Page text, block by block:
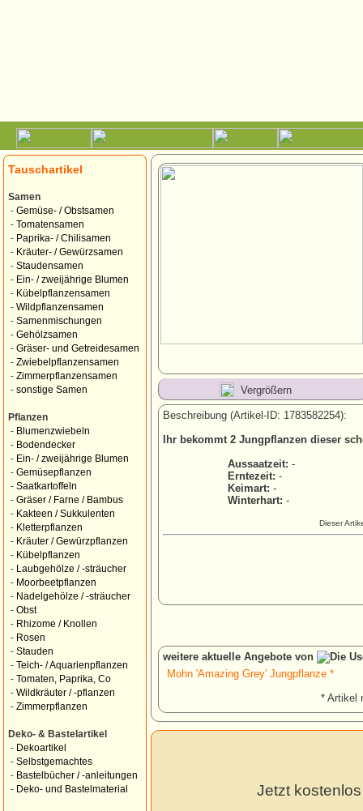
Tauschartikel
Samen
- Gemüse- / Obstsamen
- Tomatensamen
- Paprika- / Chilisamen
- Kräuter- / Gewürzsamen
- Staudensamen
- Ein- / zweijährige Blumen
- Kübelpflanzensamen
- Wildpflanzensamen
- Samenmischungen
- Gehölzsamen
- Gräser- und Getreidesamen
- Zwiebelpflanzensamen
- Zimmerpflanzensamen
- sonstige Samen
Pflanzen
- Blumenzwiebeln
- Bodendecker
- Ein- / zweijährige Blumen
- Gemüsepflanzen
- Saatkartoffeln
- Gräser / Farne / Bambus
- Kakteen / Sukkulenten
- Kletterpflanzen
- Kräuter / Gewürzpflanzen
- Kübelpflanzen
-
Laubgehölze / -sträucher
- Moorbeetpflanzen
- Nadelgehölze / -sträucher
- Obst
- Rhizome / Knollen
- Rosen
- Stauden
- Teich- / Aquarienpflanzen
- Tomaten, Paprika, Co
- Wildkräuter / -pflanzen
- Zimmerpflanzen
Deko- & Bastelartikel
- Dekoartikel
- Selbstgemachtes
- Bastelbücher / -anleitungen
- Deko- und Bastelmaterial
Vergrößern
Beschreibung (Artikel-ID: 1783582254):
Ihr bekommt 2 Jungpflanzen dieser
Aussaatzeit: -
Erntezeit: -
Keimart: -
Winterhart: -
Dieser
weitere aktuelle Angebote von
Mohn 'Amazing Grey' Jungpflanze *
* Artikel
Jetzt